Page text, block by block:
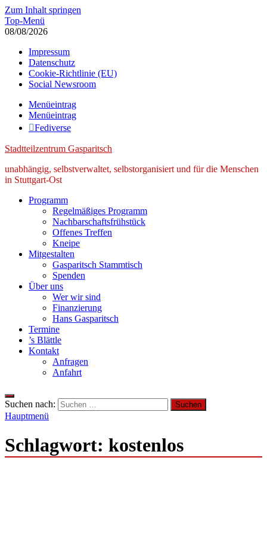
Zum Inhalt springen
Top-Menü
08/08/2026
Impressum
Datenschutz
Cookie-Richtlinie (EU)
Social Newsroom
Menüeintrag
Menüeintrag
Fediverse
Stadtteilzentrum Gasparitsch
unabhängig, selbstverwaltet, selbstorganisiert und für die Menschen
in Stuttgart-Ost
Programm
Regelmäßiges Programm
Nachbarschaftsfrühstück
Offenes Treffen
Kneipe
Mitgestalten
Gasparitsch Stammtisch
Spenden
Über uns
Wer wir sind
Finanzierung
Hans Gasparitsch
Termine
’s Blättle
Kontakt
Anfragen
Anfahrt
Suchen nach:
Hauptmenü
Schlagwort: kostenlos